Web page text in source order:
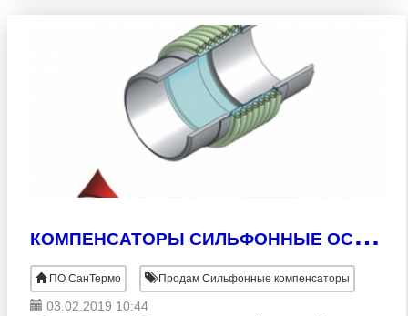
К
ОМПЕНСАТОРЫ СИЛЬФОННЫЕ ОСЕВЫЕ
ПО СанТермо Продам Сильфонные компенсаторы
03.02.2019 10:44